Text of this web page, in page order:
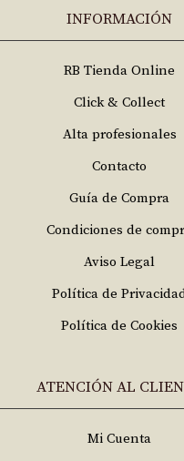
INFORMACIÓN
RB Tienda Online
Click & Collect
Alta profesionales
Contacto
Guía de Compra
Condiciones de
Aviso Legal
Política de
Política de Cookies
ATENCIÓN AL
Mi Cuenta